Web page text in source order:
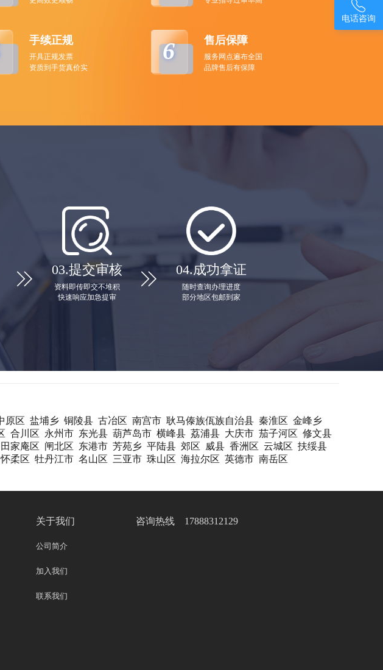
手续正规
开具正规发票
资质到手货真价实
6 售后保障
服务网点遍布全国
品牌售后有保障
 03.提交审核
资料即传即交不堆积
快速响应加急提审
 04.成功拿证
随时查询办理进度
部分地区包邮到家
原区 盐埔乡 铜陵县 古冶区 南宫市 耿马傣族佤族自治县 秦淮区 金峰乡
合川区 永州市 东光县 葫芦岛市 横峰县 荔浦县 大庆市 茄子河区 修文县
田家庵区 闸北区 东港市 芳苑乡 平陆县 郊区 威县 香洲区 云城区 扶绥县
怀柔区 牡丹江市 名山区 三亚市 珠山区 海拉尔区 英德市 南岳区
关于我们
公司简介
加入我们
联系我们
咨询热线 17888312129

电话咨询